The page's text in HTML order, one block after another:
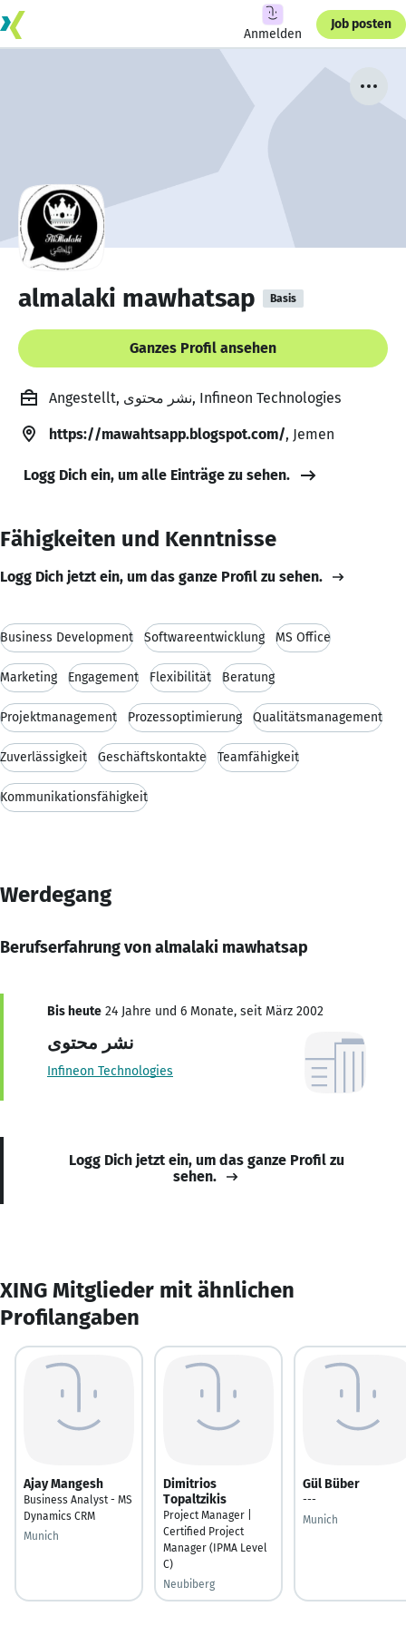
Anmelden
Job posten
almalaki mawhatsap Basis
Ganzes Profil ansehen
Angestellt, نشر محتوى, Infineon Technologies
https://mawahtsapp.blogspot.com/, Jemen
Logg Dich ein, um alle Einträge zu sehen.
Fähigkeiten und Kenntnisse
Logg Dich jetzt ein, um das ganze Profil zu sehen.
Business Development Softwareentwicklung MS Office
Marketing Engagement Flexibilität Beratung
Projektmanagement Prozessoptimierung Qualitätsmanagement
Zuverlässigkeit Geschäftskontakte Teamfähigkeit
Kommunikationsfähigkeit
Werdegang
Berufserfahrung von almalaki mawhatsap
Bis heute 24 Jahre und 6 Monate, seit März 2002
نشر محتوى
Infineon Technologies
Logg Dich jetzt ein, um das ganze Profil zu
sehen.
XING Mitglieder mit ähnlichen
Profilangaben
Ajay Mangesh
Business Analyst - MS
Dynamics CRM
Munich
Dimitrios
Topaltzikis
Project Manager |
Certified Project
Manager (IPMA Level
C)
Neubiberg
Gül Büber
---
Munich